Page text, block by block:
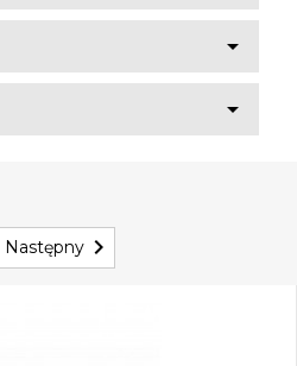


Następny 